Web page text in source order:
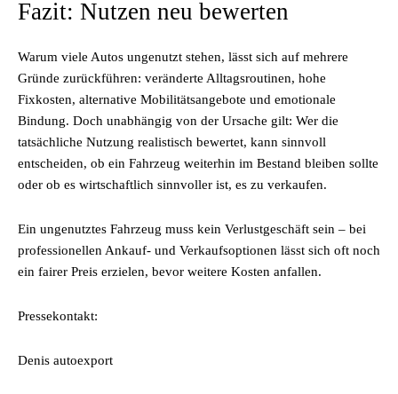
Fazit: Nutzen neu bewerten
Warum viele Autos ungenutzt stehen, lässt sich auf mehrere
Gründe zurückführen: veränderte Alltagsroutinen, hohe
Fixkosten, alternative Mobilitätsangebote und emotionale
Bindung. Doch unabhängig von der Ursache gilt: Wer die
tatsächliche Nutzung realistisch bewertet, kann sinnvoll
entscheiden, ob ein Fahrzeug weiterhin im Bestand bleiben sollte
oder ob es wirtschaftlich sinnvoller ist, es zu verkaufen.
Ein ungenutztes Fahrzeug muss kein Verlustgeschäft sein – bei
professionellen Ankauf- und Verkaufsoptionen lässt sich oft noch
ein fairer Preis erzielen, bevor weitere Kosten anfallen.
Pressekontakt:
Denis autoexport